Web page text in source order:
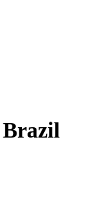
Brazil